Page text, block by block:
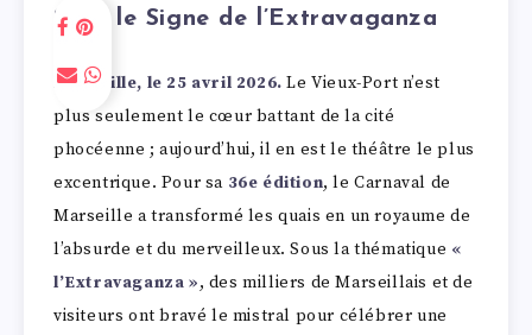
Sous le Signe de l’Extravaganza
Marseille, le 25 avril 2026. Le Vieux-Port n’est
plus seulement le cœur battant de la cité
phocéenne ; aujourd’hui, il en est le théâtre le plus
excentrique. Pour sa 36e édition, le Carnaval de
Marseille a transformé les quais en un royaume de
l’absurde et du merveilleux. Sous la thématique «
l’Extravaganza », des milliers de Marseillais et de
visiteurs ont bravé le mistral pour célébrer une